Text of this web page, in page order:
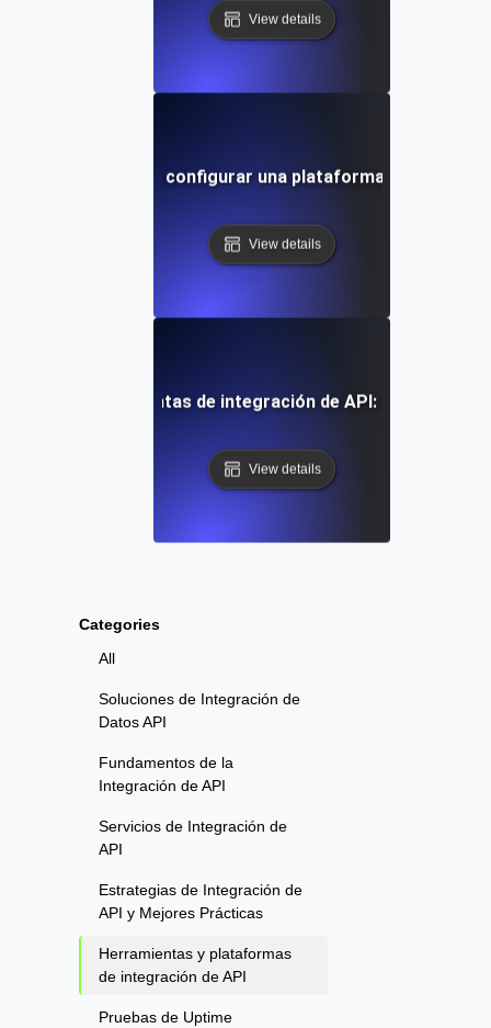
Categories
All
Soluciones de Integración de
Datos API
Fundamentos de la
Integración de API
Servicios de Integración de
API
Estrategias de Integración de
API y Mejores Prácticas
Herramientas y plataformas
de integración de API
Pruebas de Uptime
View details
paso a paso para configurar una plataforma de
View details
herramientas de integración de API: Una guía
View details